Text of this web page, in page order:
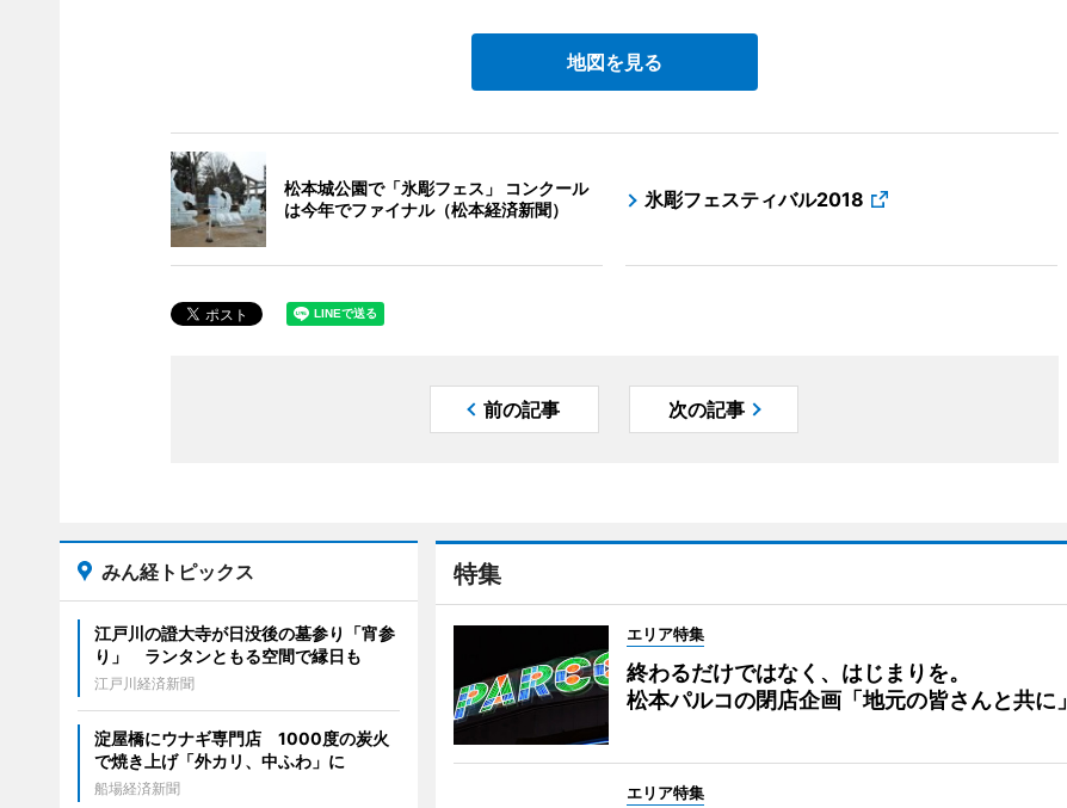
地図を見る
松本城公園で「氷彫フェス」 コンクール
は今年でファイナル（松本経済新聞）
氷彫フェスティバル2018
前の記事 次の記事
特集
エリア特集
終わるだけではなく、はじまりを。
松本パルコの閉店企画「地元の皆さんと共に」
エリア特集
みん経トピックス
江戸川の證大寺が日没後の墓参り「宵参
り」 ランタンともる空間で縁日も
江戸川経済新聞
淀屋橋にウナギ専門店 1000度の炭火
で焼き上げ「外カリ、中ふわ」に
船場経済新聞